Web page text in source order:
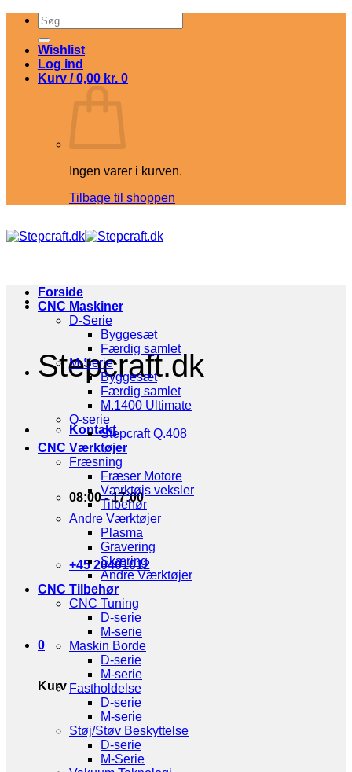
Fortsæt
indhold
Søg
efter:
Wishlist
Log ind
Kurv /0,00 kr. 0
Ingen varer i kurven.
Tilbage til shoppen
Stepcraft.dk
Kontakt
08:00 - 17:00
+45 20401012
0
Kurv
Forside
CNC Maskiner
D-Serie
Byggesæt
Færdig samlet
M-Serie
Byggesæt
Færdig samlet
M.1400 Ultimate
Q-serie
Stepcraft Q.408
CNC Værktøjer
Fræsning
Fræser Motore
Værktøjs veksler
Tilbehør
Andre Værktøjer
Plasma
Gravering
Skæring
Andre Værktøjer
CNC Tilbehør
CNC Tuning
D-serie
M-serie
Maskin Borde
D-serie
M-serie
Fastholdelse
D-serie
M-serie
Støj/Støv Beskyttelse
D-serie
M-Serie